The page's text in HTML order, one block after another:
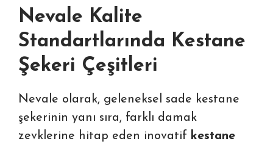
Nevale Kalite
Standartlarında Kestane
Şekeri Çeşitleri
Nevale olarak, geleneksel sade kestane
şekerinin yanı sıra, farklı damak
zevklerine hitap eden inovatif kestane